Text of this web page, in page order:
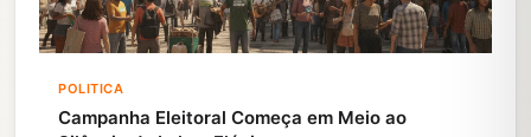
POLITICA
Campanha Eleitoral Começa em Meio ao